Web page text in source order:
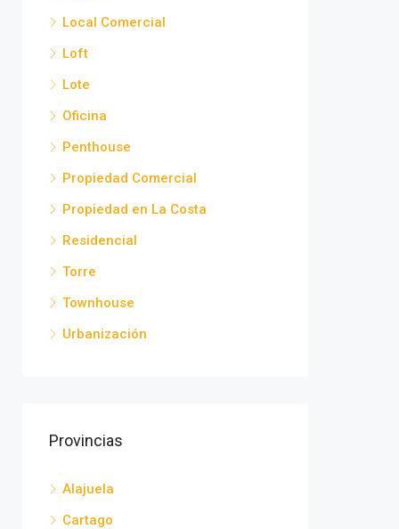
Local Comercial
Loft
Lote
Oficina
Penthouse
Propiedad Comercial
Propiedad en La Costa
Residencial
Torre
Townhouse
Urbanización
Provincias
Alajuela
Cartago